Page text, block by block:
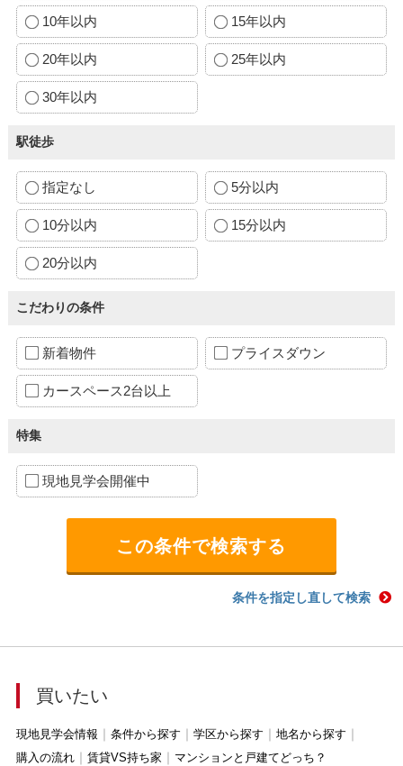
10年以内 15年以内
20年以内 25年以内
30年以内
駅徒歩
指定なし 5分以内
10分以内 15分以内
20分以内
こだわりの条件
新着物件 プライスダウン
カースペース2台以上
特集
現地見学会開催中
条件を指定し直して検索
買いたい
現地見学会情報 条件から探す 学区から探す
地名から探す
購入の流れ
賃貸VS持ち家 マンションと戸建てどっち？